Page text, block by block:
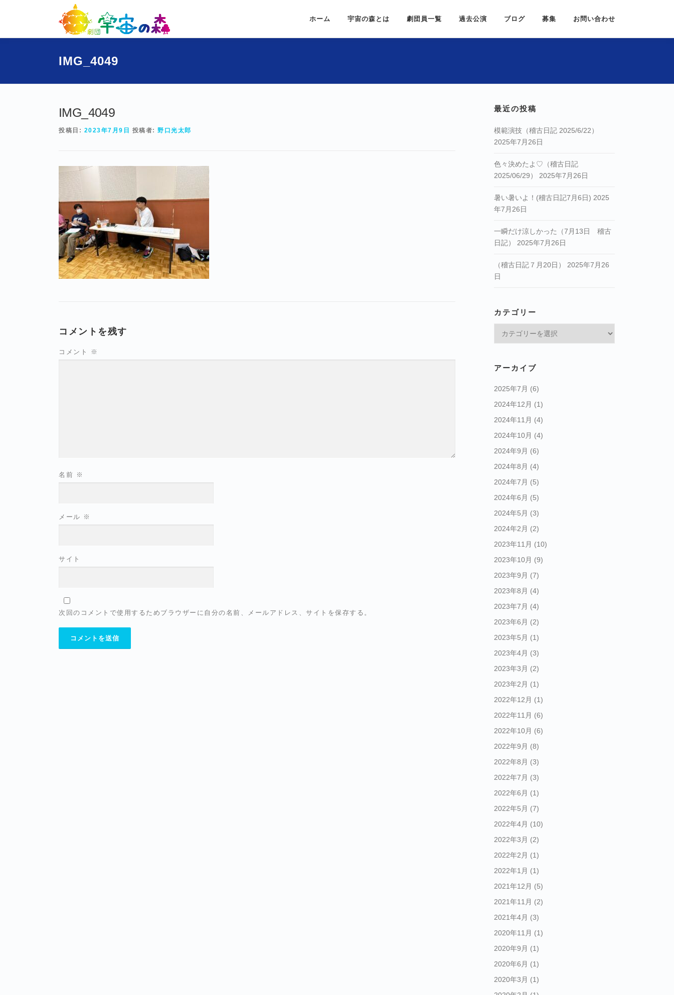
ン
キ
ホーム 宇宙の森とは 劇団員一覧 過去公演 ブログ 募集 お問い合わせ
IMG_4049
IMG_4049
投稿日: 2023年7月9日 投稿者: 野口光太郎
コメントを残す
コメント ※
名前 ※
メール ※
サイト
次回のコメントで使用するためブラウザーに自分の名前、メールアドレス、サイトを保存する。
最近の投稿
模範演技（稽古日記 2025/6/22）
2025年7月26日
色々決めたよ♡（稽古日記
2025/06/29）
2025年7月26日
暑い暑いよ！(稽古日記7月6日) 2025
年7月26日
一瞬だけ涼しかった（7月13日 稽古
日記）
2025年7月26日
（稽古日記７月20日）
2025年7月26
日
カテゴリー
アーカイブ
2025年7月 (6)
2024年12月 (1)
2024年11月 (4)
2024年10月 (4)
2024年9月 (6)
2024年8月 (4)
2024年7月 (5)
2024年6月 (5)
2024年5月 (3)
2024年2月 (2)
2023年11月 (10)
2023年10月 (9)
2023年9月 (7)
2023年8月 (4)
2023年7月 (4)
2023年6月 (2)
2023年5月 (1)
2023年4月 (3)
2023年3月 (2)
2023年2月 (1)
2022年12月 (1)
2022年11月 (6)
2022年10月 (6)
2022年9月 (8)
2022年8月 (3)
2022年7月 (3)
2022年6月 (1)
2022年5月 (7)
2022年4月 (10)
2022年3月 (2)
2022年2月 (1)
2022年1月 (1)
2021年12月 (5)
2021年11月 (2)
2021年4月 (3)
2020年11月 (1)
2020年9月 (1)
2020年6月 (1)
2020年3月 (1)